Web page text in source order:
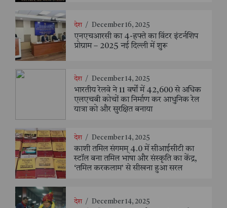
देश / December 16, 2025
एनएचआरसी का 4-हफ्ते का विंटर इंटर्नशिप
प्रोग्राम – 2025 नई दिल्ली में शुरू
देश / December 14, 2025
भारतीय रेलवे ने 11 वर्षों में 42,600 से अधिक
एलएचबी कोचों का निर्माण कर आधुनिक रेल
यात्रा को और सुरक्षित बनाया
देश / December 14, 2025
काशी तमिल संगमम् 4.0 में सीआईसीटी का
स्टॉल बना तमिल भाषा और संस्कृति का केंद्र,
‘तमिल करकलाम’ से सीखना हुआ सरल
देश / December 14, 2025